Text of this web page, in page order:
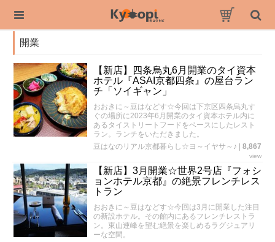
開業
【新店】四条烏丸6月開業のタイ資本
ホテル『ASAI京都四条』の屋台ラン
チ「ソイギャン」
おおきに～豆はなどす☆今回は下京区四条烏丸す
ぐの場所に2023年6月開業のタイ資本ホテル内に
あるタイストリートフードをベースにしたレスト
ラン。ランチをいただきました。
豆はなのリアル京都暮らし☆ヨ～イヤサ～♪
8,867
view
【新店】3月開業☆世界2号店『フォシ
ョンホテル京都』の絶景フレンチレス
トラン
おおきに～豆はなどす☆今回は3月に開業した注目
の新設ホテル。その館内にあるフレンチレストラ
ン。東山連峰を望む絶景を楽しめるラグジュアリ
ーな空間。